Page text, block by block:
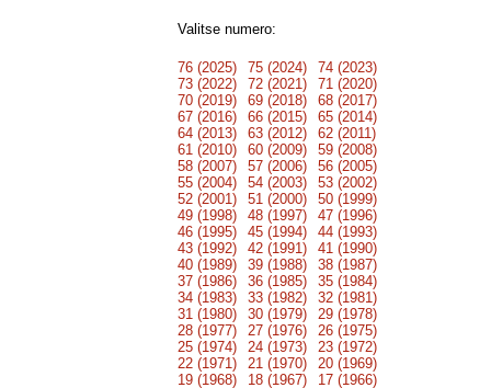
Valitse numero:
76 (2025) 75 (2024)
74 (2023)
73 (2022)
72 (2021)
71 (2020)
70 (2019)
69 (2018)
68 (2017)
67 (2016)
66 (2015)
65 (2014)
64 (2013)
63 (2012)
62 (2011)
61 (2010)
60 (2009)
59 (2008)
58 (2007)
57 (2006)
56 (2005)
55 (2004)
54 (2003)
53 (2002)
52 (2001)
51 (2000)
50 (1999)
49 (1998)
48 (1997)
47 (1996)
46 (1995)
45 (1994)
44 (1993)
43 (1992)
42 (1991)
41 (1990)
40 (1989)
39 (1988)
38 (1987)
37 (1986)
36 (1985)
35 (1984)
34 (1983)
33 (1982)
32 (1981)
31 (1980)
30 (1979)
29 (1978)
28 (1977)
27 (1976)
26 (1975)
25 (1974)
24 (1973)
23 (1972)
22 (1971)
21 (1970)
20 (1969)
19 (1968)
18 (1967)
17 (1966)